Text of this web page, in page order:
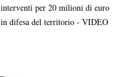
interventi per 20 milioni di euro
in difesa del territorio - VIDEO